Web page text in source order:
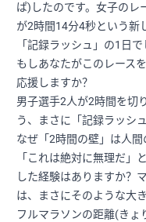
ぱ)したのです。女子のレ
が2時間14分4秒という新
「記録ラッシュ」の1日で
もしあなたがこのレース
応援しますか？
男子選手2人が2時間を切
う、まさに「記録ラッシ
なぜ「2時間の壁」は人間
「これは絶対に無理だ」
した経験はありますか？
は、まさにそのような大
フルマラソンの距離(き